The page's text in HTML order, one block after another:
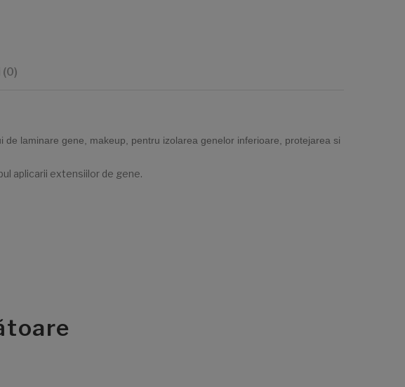
(0)
laminare gene, makeup, pentru izolarea genelor inferioare, protejarea si
aplicarii extensiilor de gene.